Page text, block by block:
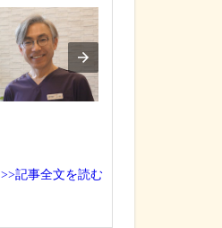
>>記事全文を読む